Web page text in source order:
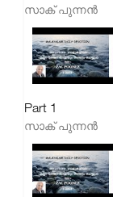
സാക് പുന്നൻ
Part 1
സാക് പുന്നൻ